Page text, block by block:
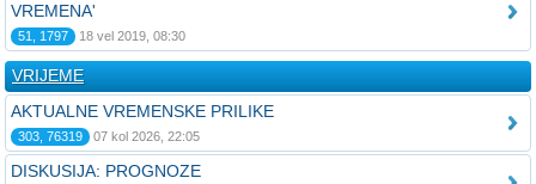
VREMENA'
51, 1797 18 vel 2019, 08:30
VRIJEME
AKTUALNE VREMENSKE PRILIKE
303, 76319 07 kol 2026, 22:05
DISKUSIJA: PROGNOZE